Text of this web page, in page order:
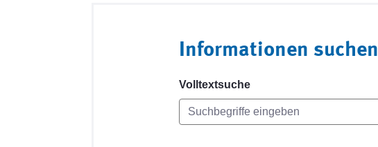
Informationen suchen
Volltextsuche